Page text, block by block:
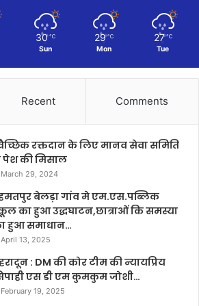
30 ℃
Sun
29 ℃
Mon
27 ℃
Tue
Recent Comments
रक्तदान के लिए मानव सेवा समिति
की मिसाल
March 29, 2024
बेलड़ा गांव मे एम.एस.पब्लिक
का हुआ उद्धघाटन,छात्राओं कि समस्या
हुआ समाधान…
April 13, 2025
: DM की कोर टीम की न्यायप्रिय
एस डी एम कुमकुम जोशी…
February 19, 2025